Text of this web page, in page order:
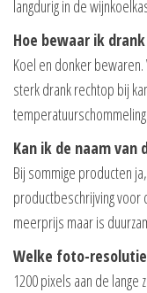
langdurig in de
Hoe bewaar ik
Koel en donker bewaren.
sterk drank rechtop bij
Kan ik de naam
Bij sommige producten
productbeschrijving
meerprijs maar is
Welke foto-
1200 pixels aan de